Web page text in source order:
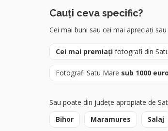
Cauți ceva specific?
Cei mai buni sau cei mai apreciați
Cei mai premiați fotografi din
Fotografi Satu Mare sub 1000 euro
Sau poate din județe apropiate de
Bihor
Maramures Salaj